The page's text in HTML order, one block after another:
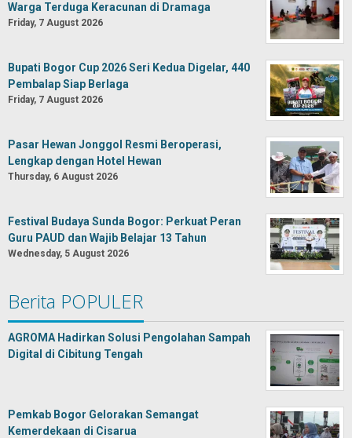
Warga Terduga Keracunan di Dramaga
Friday, 7 August 2026
Bupati Bogor Cup 2026 Seri Kedua Digelar, 440
Pembalap Siap Berlaga
Friday, 7 August 2026
Pasar Hewan Jonggol Resmi Beroperasi,
Lengkap dengan Hotel Hewan
Thursday, 6 August 2026
Festival Budaya Sunda Bogor: Perkuat Peran
Guru PAUD dan Wajib Belajar 13 Tahun
Wednesday, 5 August 2026
Berita POPULER
AGROMA Hadirkan Solusi Pengolahan Sampah
Digital di Cibitung Tengah
Pemkab Bogor Gelorakan Semangat
Kemerdekaan di Cisarua